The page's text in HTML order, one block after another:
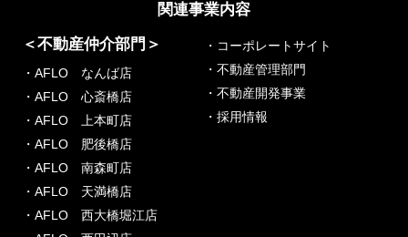
関連事業内容
＜不動産仲介部門＞
・AFLO なんば店
・AFLO 心斎橋店
・AFLO 上本町店
・AFLO 肥後橋店
・AFLO 南森町店
・AFLO 天満橋店
・AFLO 西大橋堀江店
・コーポレートサイト
・不動産管理部門
・不動産開発事業
・採用情報